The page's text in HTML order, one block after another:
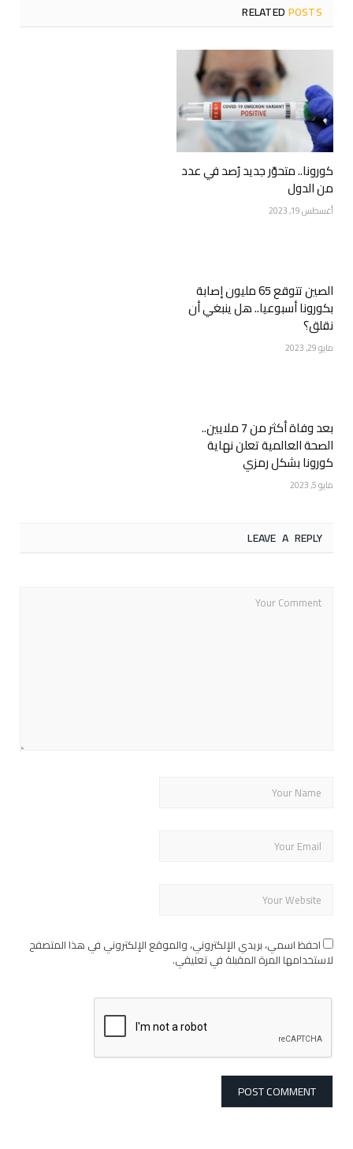
RELATEDPOSTS
كورونا.. متحوّر جديد رُصد في عدد
من الدول
أغسطس 19, 2023
الصين تتوقع 65 مليون إصابة
بكورونا أسبوعيا.. هل ينبغي أن
نقلق؟
مايو 29, 2023
بعد وفاة أكثر من 7 ملايين..
الصحة العالمية تعلن نهاية
كورونا بشكل رمزي
مايو 5, 2023
LEAVE A REPLY
احفظ اسمي، بريدي الإلكتروني، والموقع الإلكتروني في هذا المتصفح
لاستخدامها المرة المقبلة في تعليقي.